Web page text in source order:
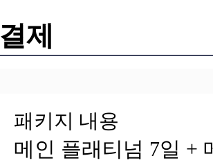
결제
패키지 내용
메인 플래티넘 7일 +